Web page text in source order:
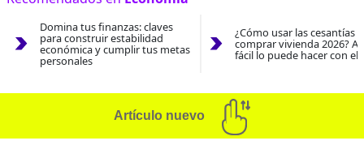
Domina tus finanzas: claves
para construir estabilidad
económica y cumplir tus metas
personales
¿Cómo usar las cesantías
comprar vivienda 2026?
fácil lo puede hacer con el
Artículo nuevo